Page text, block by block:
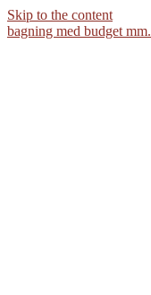
Skip to the content
bagning med budget mm.